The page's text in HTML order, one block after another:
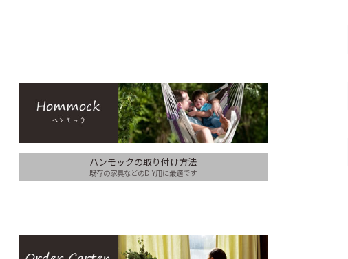
ハンモックの取り付け方法
既存の家具などのDIY用に最適です